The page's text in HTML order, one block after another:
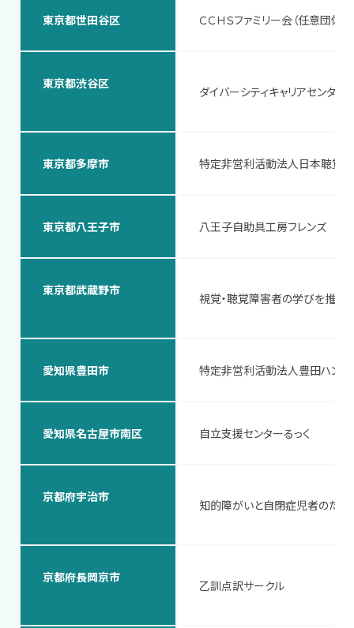
東京都世田谷区 ＣＣＨＳファミリー会（任意団体）
東京都渋谷区
ダイバーシティキャリアセンター
東京都多摩市 特定非営利活動法人日本聴覚
東京都八王子市 八王子自助具工房フレンズ
東京都武蔵野市
視覚・聴覚障害者の学びを推進
愛知県豊田市 特定非営利活動法人豊田ハンデ
愛知県名古屋市南区 自立支援センターるっく
京都府宇治市
知的障がいと自閉症児者のた
京都府長岡京市
乙訓点訳サークル